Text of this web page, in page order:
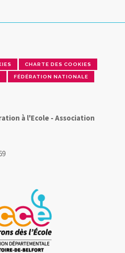
CHARTE DES COOKIES
FÉDÉRATION NATIONALE
à l'Ecole - Association